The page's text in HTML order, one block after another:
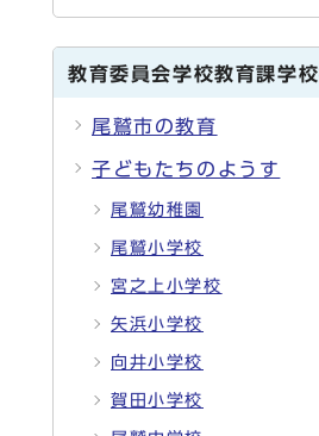
教育委員会学校教育課学
尾鷲市の教育
子どもたちのようす
尾鷲幼稚園
尾鷲小学校
宮之上小学校
矢浜小学校
向井小学校
賀田小学校